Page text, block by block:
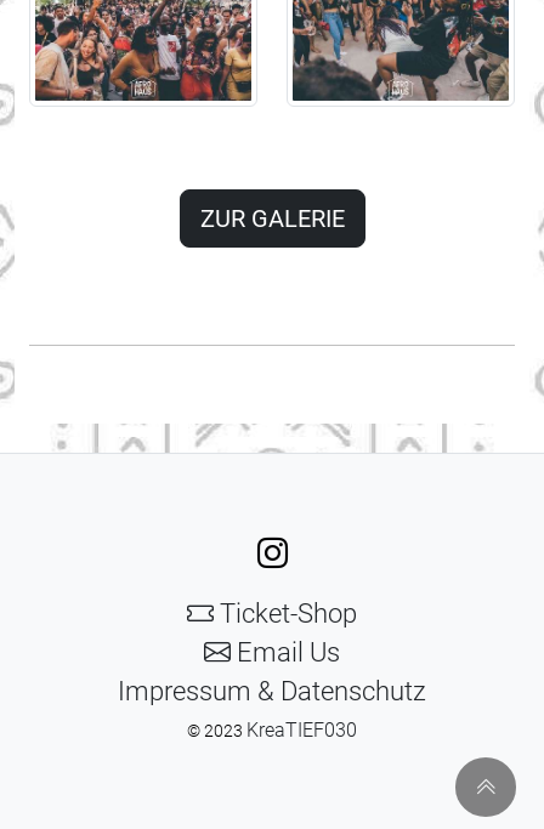
ZUR GALERIE
Ticket-Shop
Email Us
Impressum & Datenschutz
© 2023 KreaTIEF030